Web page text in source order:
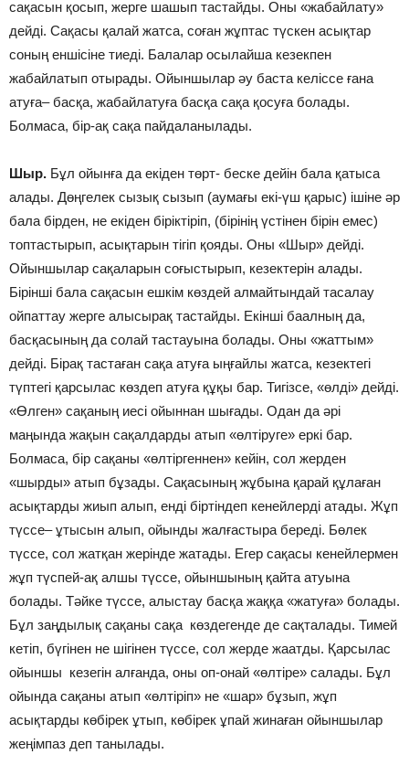
сақасын қосып, жерге шашып тастайды. Оны «жабайлату»
дейді. Сақасы қалай жатса, соған жұптас түскен асықтар
соның еншісіне тиеді. Балалар осылайша кезекпен
жабайлатып отырады. Ойыншылар әу баста келіссе ғана
атуға– басқа, жабайлатуға басқа сақа қосуға болады.
Болмаса, бір-ақ сақа пайдаланылады.
Шыр. Бұл ойынға да екіден төрт- беске дейін бала қатыса
алады. Дөңгелек сызық сызып (аумағы екі-үш қарыс) ішіне әр
бала бірден, не екіден біріктіріп, (бірінің үстінен бірін емес)
топтастырып, асықтарын тігіп қояды. Оны «Шыр» дейді.
Ойыншылар сақаларын соғыстырып, кезектерін алады.
Бірінші бала сақасын ешкім көздей алмайтындай тасалау
ойпаттау жерге алысырақ тастайды. Екінші баалның да,
басқасының да солай тастауына болады. Оны «жаттым»
дейді. Бірақ тастаған сақа атуға ыңғайлы жатса, кезектегі
түптегі қарсылас көздеп атуға құқы бар. Тигізсе, «өлді» дейді.
«Өлген» сақаның иесі ойыннан шығады. Одан да әрі
маңында жақын сақалдарды атып «өлтіруге» еркі бар.
Болмаса, бір сақаны «өлтіргеннен» кейін, сол жерден
«шырды» атып бұзады. Сақасының жұбына қарай құлаған
асықтарды жиып алып, енді біртіндеп кенейлерді атады. Жұп
түссе– ұтысын алып, ойынды жалғастыра береді. Бөлек
түссе, сол жатқан жерінде жатады. Егер сақасы кенейлермен
жұп түспей-ақ алшы түссе, ойыншының қайта атуына
болады. Тәйке түссе, алыстау басқа жаққа «жатуға» болады.
Бұл заңдылық сақаны сақа көздегенде де сақталады. Тимей
кетіп, бүгінен не шігінен түссе, сол жерде жаатды. Қарсылас
ойыншы кезегін алғанда, оны оп-онай «өлтіре» салады. Бұл
ойында сақаны атып «өлтіріп» не «шар» бұзып, жұп
асықтарды көбірек ұтып, көбірек ұпай жинаған ойыншылар
жеңімпаз деп танылады.